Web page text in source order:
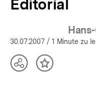
Editorial
30.07.2007 / 1 Minute zu
TeilenInhalt